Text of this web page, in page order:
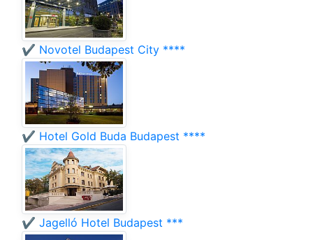
✔️ Novotel Budapest City ****
✔️ Hotel Gold Buda Budapest ****
✔️ Jagelló Hotel Budapest ***